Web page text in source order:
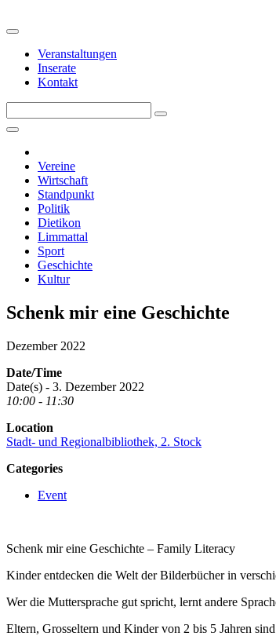
Veranstaltungen
Inserate
Kontakt
Vereine
Wirtschaft
Standpunkt
Politik
Dietikon
Limmattal
Sport
Geschichte
Kultur
Schenk mir eine Geschichte
Dezember 2022
Date/Time
Date(s) - 3. Dezember 2022
10:00 - 11:30
Location
Stadt- und Regionalbibliothek, 2. Stock
Categories
Event
Schenk mir eine Geschichte – Family Literacy
Kinder entdecken die Welt der Bilderbücher in
Wer die Muttersprache gut spricht, lernt andere
Eltern, Grosseltern und Kinder von 2 bis 5 Jahren